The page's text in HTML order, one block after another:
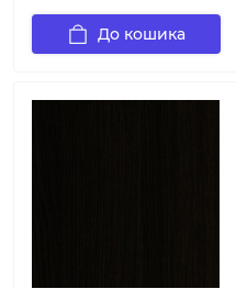
До кошика